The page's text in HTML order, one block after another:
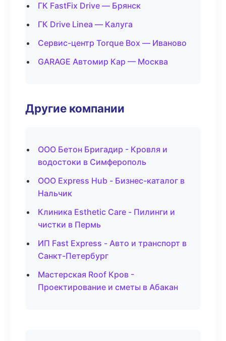
ГК FastFix Drive — Брянск
ГК Drive Linea — Калуга
Сервис-центр Torque Box — Иваново
GARAGE Автомир Кар — Москва
Другие компании
ООО Бетон Бригадир - Кровля и
водостоки в Симферополь
ООО Express Hub - Бизнес-каталог в
Нальчик
Клиника Esthetic Care - Пилинги и
чистки в Пермь
ИП Fast Express - Авто и транспорт в
Санкт-Петербург
Мастерская Roof Кров -
Проектирование и сметы в Абакан